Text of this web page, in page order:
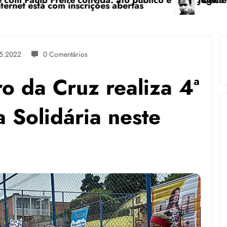
0 Comentários
da Cruz realiza 4ª
Solidária neste